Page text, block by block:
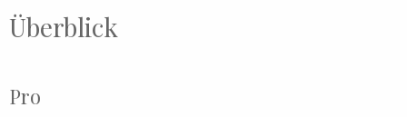
Überblick
Pro